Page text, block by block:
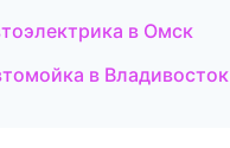
в Омск
в Владивосток